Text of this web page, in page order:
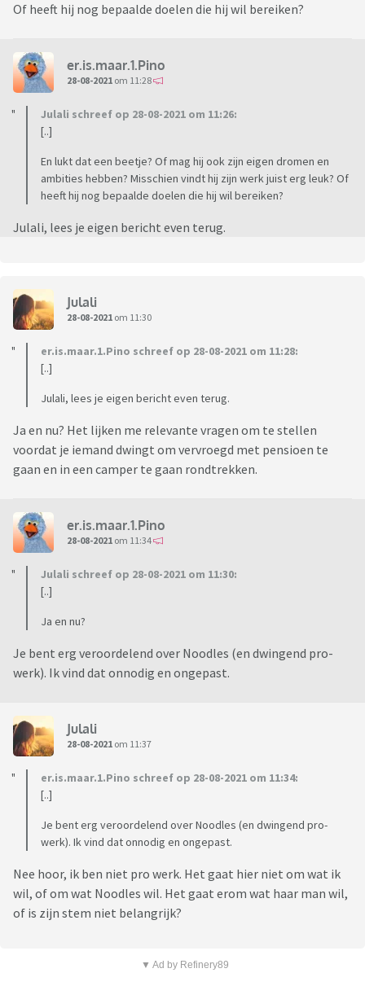
Of heeft hij nog bepaalde doelen die hij wil bereiken?
er.is.maar.1.Pino
28-08-2021 om 11:28
Julali schreef op 28-08-2021 om 11:26:
[..]
En lukt dat een beetje? Of mag hij ook zijn eigen dromen en
ambities hebben? Misschien vindt hij zijn werk juist erg leuk? Of
heeft hij nog bepaalde doelen die hij wil bereiken?
Julali, lees je eigen bericht even terug.
Julali
28-08-2021 om 11:30
er.is.maar.1.Pino schreef op 28-08-2021 om 11:28:
[..]
Julali, lees je eigen bericht even terug.
Ja en nu? Het lijken me relevante vragen om te stellen
voordat je iemand dwingt om vervroegd met pensioen te
gaan en in een camper te gaan rondtrekken.
er.is.maar.1.Pino
28-08-2021 om 11:34
Julali schreef op 28-08-2021 om 11:30:
[..]
Ja en nu?
Je bent erg veroordelend over Noodles (en dwingend pro-
werk). Ik vind dat onnodig en ongepast.
Julali
28-08-2021 om 11:37
er.is.maar.1.Pino schreef op 28-08-2021 om 11:34:
[..]
Je bent erg veroordelend over Noodles (en dwingend pro-
werk). Ik vind dat onnodig en ongepast.
Nee hoor, ik ben niet pro werk. Het gaat hier niet om wat ik
wil, of om wat Noodles wil. Het gaat erom wat haar man wil,
of is zijn stem niet belangrijk?
▼ Ad by Refinery89